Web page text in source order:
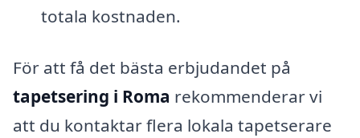
totala kostnaden.
För att få det bästa erbjudandet på
tapetsering i Roma rekommenderar vi
att du kontaktar flera lokala tapetserare